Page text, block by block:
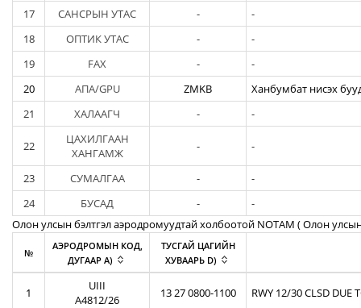
17
САНСРЫН УТАС -
-
18
ОПТИК УТАС -
-
19
FAX -
-
20
АПА/GPU ZMKB
Ханбумбат нисэх
21
ХАЛААГЧ - -
22
ЦАХИЛГААН
ХАНГАМЖ
- -
23 СУМАЛГАА -
-
24
БУСАД -
-
Олон улсын бэлтгэл аэродромуудтай холбоотой NOTAM ( Oлон
№
АЭРОДРОМЫН КОД,
ДУГААР A)
ТУСГАЙ ЦАГИЙН
ХУВААРЬ D)
1
UIII
A4812/26
13 27 0800-1100 RWY 12/30 CLSD DUE